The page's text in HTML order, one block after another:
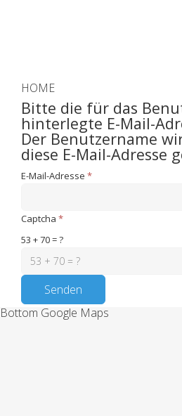
HOME
Bitte die für das
hinterlegte E-Mail-
Der Benutzername
diese E-Mail-Adresse
E-Mail-Adresse *
Captcha *
53 + 70 = ?
Senden
Bottom Google Maps